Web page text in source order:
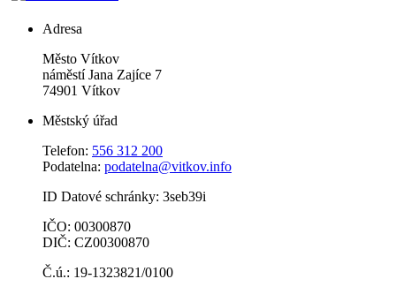
Adresa
Město Vítkov
náměstí Jana Zajíce 7
74901 Vítkov
Městský úřad
Telefon: 556 312 200
Podatelna: podatelna@vitkov.info
ID Datové schránky: 3seb39i
IČO: 00300870
DIČ: CZ00300870
Č.ú.: 19-1323821/0100